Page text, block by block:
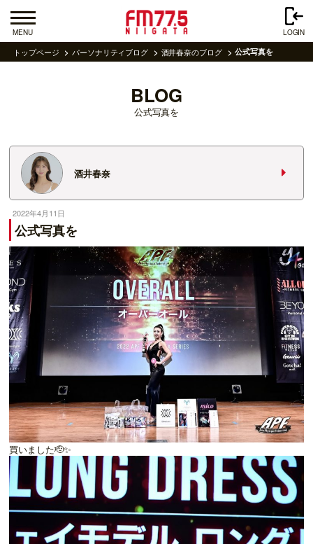
MENU LOGIN
トップページ パーソナリティブログ 酒井春奈のブログ 公式写真を
BLOG
公式写真を
酒井春奈
2022年4月11日
公式写真を
買いました🫡✨